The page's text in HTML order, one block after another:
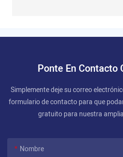
Ponte En Contacto
Simplemente deje su correo
formulario de contacto para que
gratuito para nuestra
Nombre